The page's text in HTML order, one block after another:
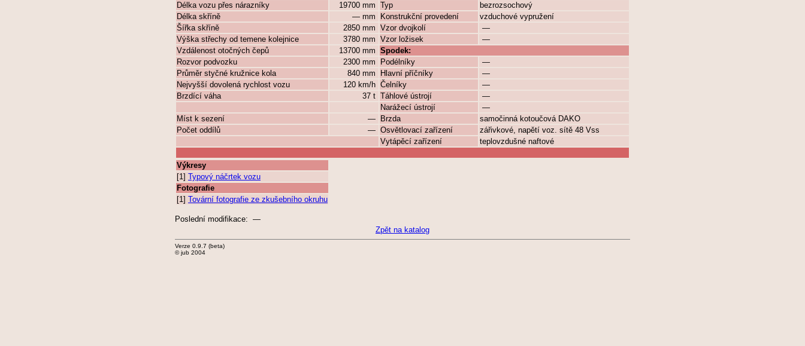
Délka vozu přes nárazníky
19700 mm Typ
bezrozsochový
Délka skříně
— mm Konstrukční provedení
vzduchové vypružení
Šířka skříně
2850 mm Vzor dvojkolí
—
Výška střechy od temene kolejnice
3780 mm Vzor ložisek
—
Vzdálenost otočných čepů
13700 mm Spodek:
Rozvor podvozku
2300 mm Podélníky
—
Průměr styčné kružnice kola
840 mm Hlavní příčníky
—
Nejvyšší dovolená rychlost vozu
120 km/h Čelníky
—
Brzdící váha
37 t Táhlové ústrojí
—
Narážecí ústrojí
—
Míst k sezení
— Brzda
samočinná kotoučová DAKO
Počet oddílů
— Osvětlovací zařízení
zářivkové, napětí voz. sítě 48 Vss
Vytápěcí zařízení
teplovzdušné naftové
Výkresy
[1] Typový náčrtek vozu
Fotografie
[1] Tovární fotografie ze zkušebního okruhu
Poslední modifikace: —
Zpět na katalog
Verze 0.9.7 (beta)
© jub 2004